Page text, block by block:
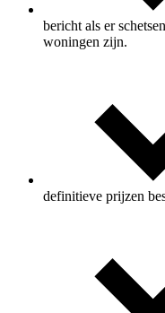
bericht als er
woningen zijn.
definitieve prijzen